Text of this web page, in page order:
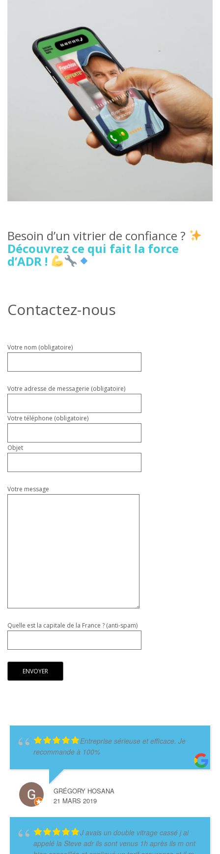
Besoin d’un vitrier de confiance ?
Découvrez ce qui fait la force
d’ADR !
Contactez-nous
Veuillez
vide.
Votre nom (obligatoire)
Votre adresse de messagerie (obligatoire)
Votre téléphone (obligatoire)
Objet
Votre message
Quelle est la capitale de la France ? (anti-spam)
Entreprise sérieuse et efficace. Je
recommande à 100%
GRÉGORY HOSANA
21 MARS 2019
J avais un double vitrage cassé j ai
appelé la Steve adr ils sont venus 1h après ils m ont